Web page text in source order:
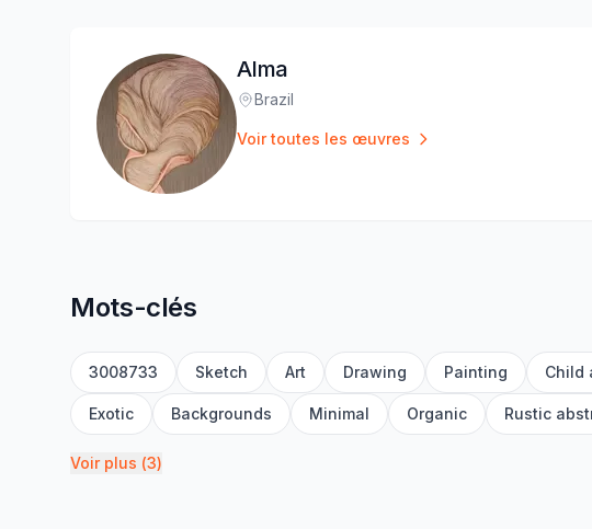
Alma
Lieu:
Brazil
Voir toutes les œuvres
Mots-clés
3008733 Sketch Art Drawing Painting Child
Exotic Backgrounds Minimal Organic Rustic
Voir plus (3)